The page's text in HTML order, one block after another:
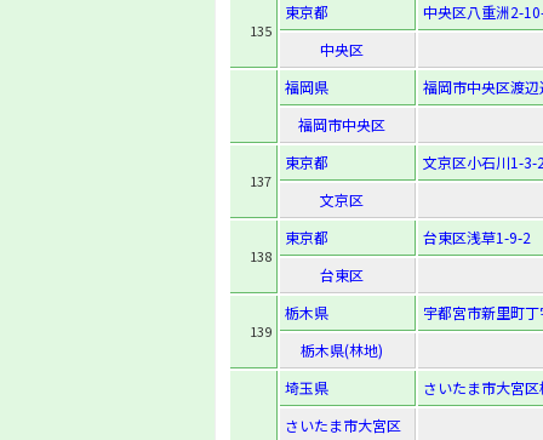
135
東京都
中央区八重洲2-
中央区
福岡県
福岡市中央区渡
福岡市中央区
137
東京都
文京区小石川1-3-
文京区
138
東京都
台東区浅草1-9-2
台東区
139
栃木県
宇都宮市新里町
栃木県(林地)
埼玉県
さいたま市大宮
さいたま市大宮区